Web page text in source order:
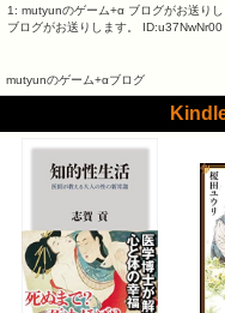
1: mutyunのゲーム+α ブログがお送り
ブログがお送りします。
mutyunのゲーム+αブログ